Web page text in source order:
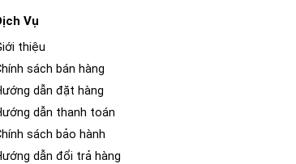
động với phần mềm tinh vi để cho phép
đậu xe song song đó sẽ không có vẻ
Vụ
thiệu
sách bán hàng
dẫn đặt hàng
dẫn thanh toán
sách bảo hành
dẫn đổi trả hàng